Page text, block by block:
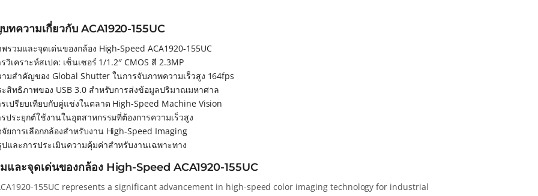
ทความเกี่ยวกับ ACA1920-155UC
รวมและจุดเด่นของกล้อง High-Speed ACA1920-155UC
รวิเคราะห์สเปค: เซ็นเซอร์ 1/1.2″ CMOS สี 2.3MP
ามสำคัญของ Global Shutter ในการจับภาพความเร็วสูง 164fps
ะสิทธิภาพของ USB 3.0 สำหรับการส่งข้อมูลปริมาณมหาศาล
รเปรียบเทียบกับคู่แข่งในตลาด High-Speed Machine Vision
รประยุกต์ใช้งานในอุตสาหกรรมที่ต้องการความเร็วสูง
จัยการเลือกกล้องสำหรับงาน High-Speed Imaging
ปและการประเมินความคุ้มค่าสำหรับงานเฉพาะทาง
และจุดเด่นของกล้อง High-Speed ACA1920-155UC
155UC represents a significant advancement in high-speed color imaging technology for industrial